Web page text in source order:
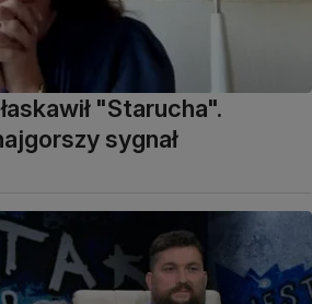
"Starucha".
sygnał